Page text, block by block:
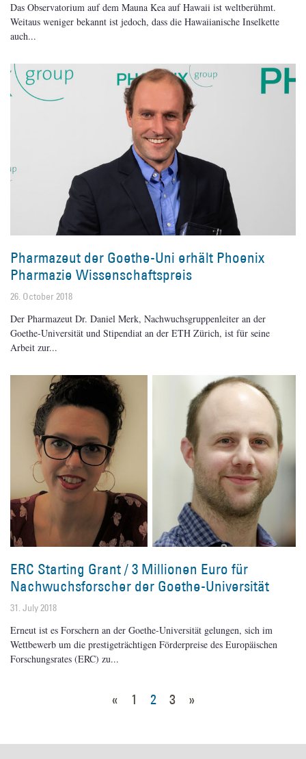
Das Observatorium auf dem Mauna Kea auf Hawaii ist weltberühmt.
Weitaus weniger bekannt ist jedoch, dass die Hawaiianische Inselkette
auch
Pharmazeut der Goethe-Uni erhält Phoenix
Pharmazie Wissenschaftspreis
26. October 2018
Der Pharmazeut Dr. Daniel Merk, Nachwuchsgruppenleiter an der
Goethe-Universität und Stipendiat an der ETH Zürich, ist für seine
Arbeit zur
ERC Starting Grant / 3 Millionen Euro für
Nachwuchsforscher der Goethe-Universität
31. July 2018
Erneut ist es Forschern an der Goethe-Universität gelungen, sich im
Wettbewerb um die prestigeträchtigen Förderpreise des Europäischen
Forschungsrates (ERC) zu
« 1 2 3 »